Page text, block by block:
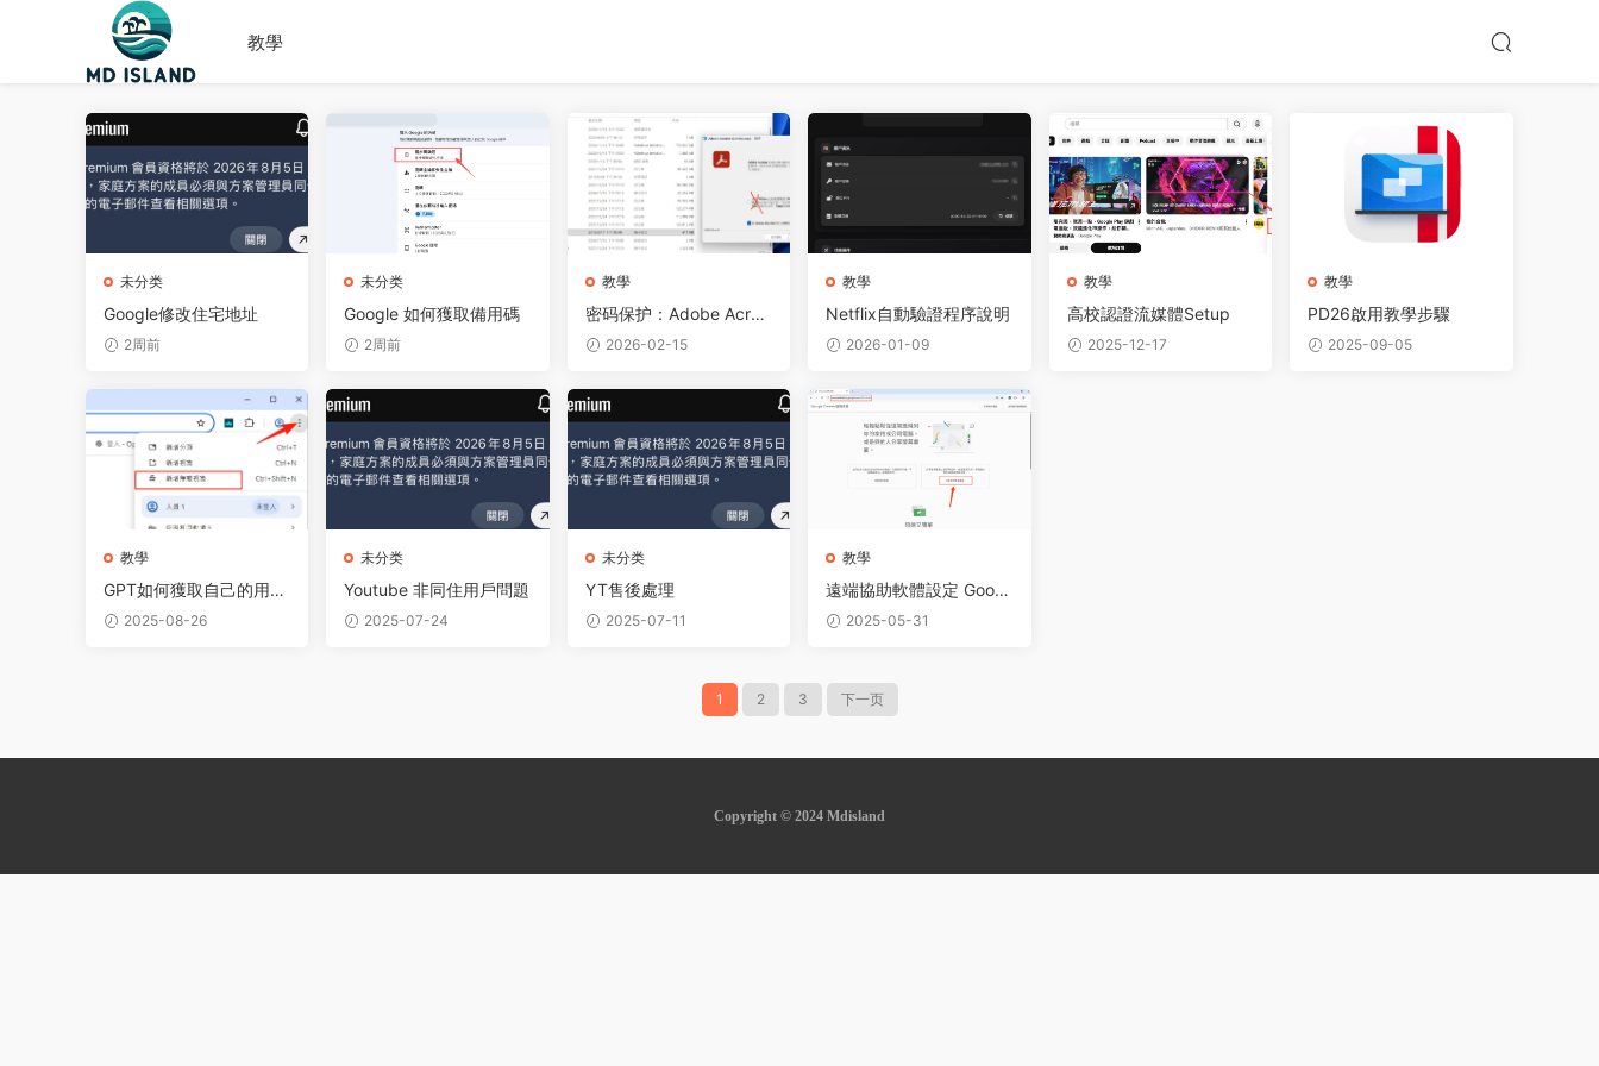
教學
未分类
Google修改住宅地址
2周前
未分类
Google 如何獲取備用碼
2周前
教學
密码保护：Adobe Acrob
at Pro DC 2024 PDF编
2026-02-15
教學
Netflix自動驗證程序說明
2026-01-09
教學
高校認證流媒體Setup
2025-12-17
教學
PD26啟用教學步驟
2025-09-05
教學
GPT如何獲取自己的用戶
代碼！
2025-08-26
未分类
Youtube 非同住用戶問題
2025-07-24
未分类
YT售後處理
2025-07-11
教學
遠端協助軟體設定 Googl
e+Dodesk
2025-05-31
1 2 3 下一页
Copyright © 2024 Mdisland